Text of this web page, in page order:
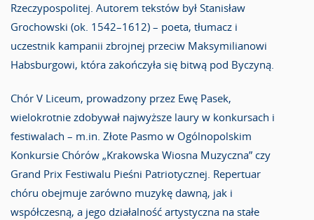
Rzeczypospolitej. Autorem tekstów był Stanisław
Grochowski (ok. 1542–1612) – poeta, tłumacz i
uczestnik kampanii zbrojnej przeciw Maksymilianowi
Habsburgowi, która zakończyła się bitwą pod Byczyną.
Chór V Liceum, prowadzony przez Ewę Pasek,
wielokrotnie zdobywał najwyższe laury w konkursach i
festiwalach – m.in. Złote Pasmo w Ogólnopolskim
Konkursie Chórów „Krakowska Wiosna Muzyczna” czy
Grand Prix Festiwalu Pieśni Patriotycznej. Repertuar
chóru obejmuje zarówno muzykę dawną, jak i
współczesną, a jego działalność artystyczna na stałe